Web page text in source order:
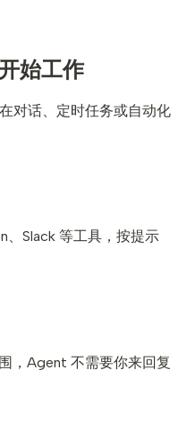
始工作
对话、定时任务或自动化
Slack 等工具，按提示
，Agent 不需要你来回复